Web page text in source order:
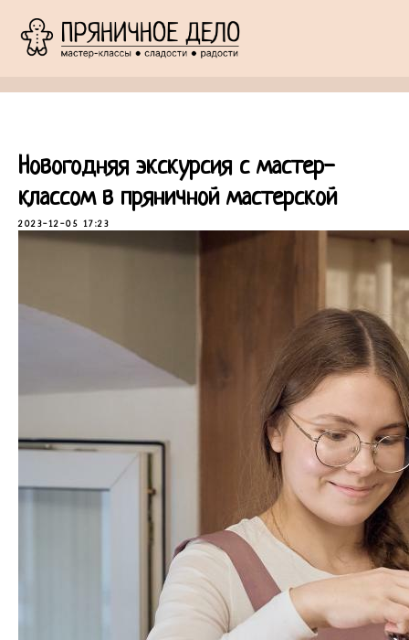
Новогодняя экскурсия с мастер-
классом в пряничной мастерской
2023-12-05 17:23